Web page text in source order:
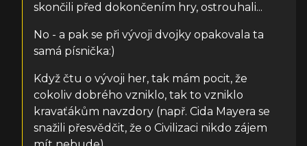
skončili před dokončením hry, ostrouhali...
No - a pak se při vývoji dvojky opakovala ta
samá písnička:)
Když čtu o vývoji her, tak mám pocit, že
cokoliv dobrého vzniklo, tak to vzniklo
kravaťákům navzdory (např. Cida Mayera se
snažili přesvědčit, že o Civilizaci nikdo zájem